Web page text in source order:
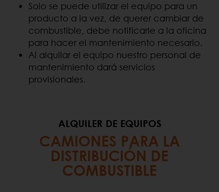
Solo se puede utilizar el equipo para un
producto a la vez, de querer cambiar de
combustible, debe notificarle a la oficina
para hacer el mantenimiento necesario.
Al alquilar el equipo nuestro personal de
mantenimiento dará servicios
provisionales.
ALQUILER DE EQUIPOS
CAMIONES PARA LA
DISTRIBUCIÓN DE
COMBUSTIBLE